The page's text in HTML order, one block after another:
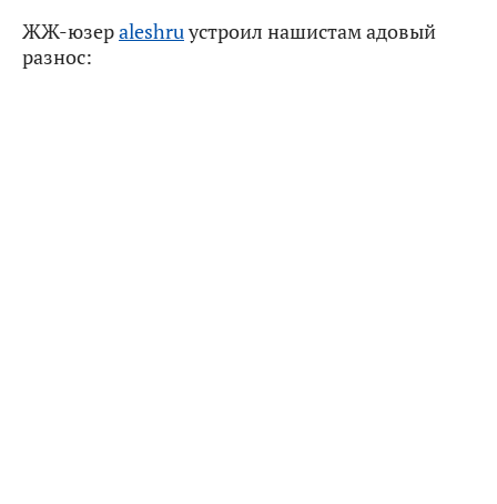
ЖЖ-юзерaleshruустроил нашистам адовый
разнос: